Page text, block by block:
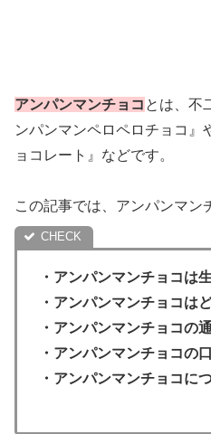
アンパンマンチョコ とは、不
ンパンマンペロペロチョコ』
ョコレート』などです。
この記事では、アンパンマン
・アンパンマンチョコは
・ アンパンマンチョコは
・アンパンマンチョコの
・ アンパンマンチョコの
・アンパンマンチョコに